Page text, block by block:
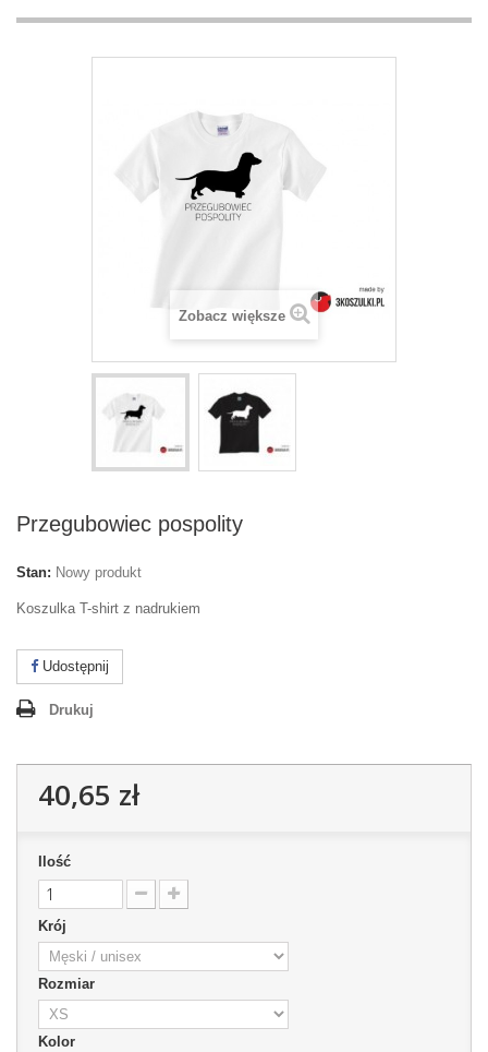
Zobacz większe
Przegubowiec pospolity
Stan: Nowy produkt
Koszulka T-shirt z nadrukiem
Udostępnij
Drukuj
40,65 zł
Ilość
Krój
Rozmiar
Kolor